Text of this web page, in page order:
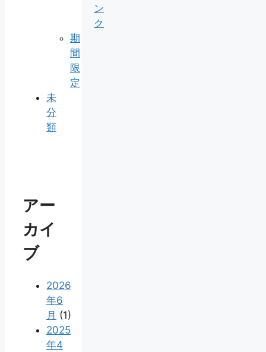
ン
ク
期
間
限
定
未
分
類
アー
カイ
ブ
2026
年6
月 (1)
2025
年4